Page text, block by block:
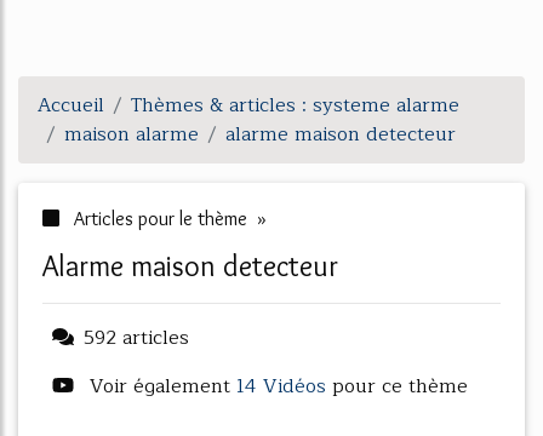
Accueil
Thèmes & articles : systeme alarme
maison alarme
alarme maison detecteur
Articles pour le thème »
alarme maison detecteur
592 articles
Voir également 14 Vidéos pour ce thème